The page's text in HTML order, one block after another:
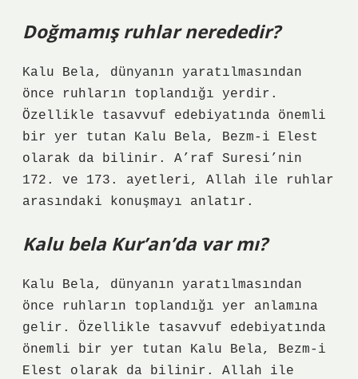
Doğmamış ruhlar nerededir?
Kalu Bela, dünyanın yaratılmasından
önce ruhların toplandığı yerdir.
Özellikle tasavvuf edebiyatında önemli
bir yer tutan Kalu Bela, Bezm-i Elest
olarak da bilinir. A’raf Suresi’nin
172. ve 173. ayetleri, Allah ile ruhlar
arasındaki konuşmayı anlatır.
Kalu bela Kur’an’da var mı?
Kalu Bela, dünyanın yaratılmasından
önce ruhların toplandığı yer anlamına
gelir. Özellikle tasavvuf edebiyatında
önemli bir yer tutan Kalu Bela, Bezm-i
Elest olarak da bilinir. Allah ile